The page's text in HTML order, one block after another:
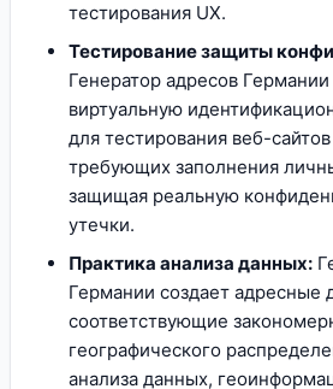
тестирования UX.
Тестирование защиты
Генератор адресов Германии
виртуальную
для тестирования веб-
требующих заполнения
защищая реальную
утечки.
Практика анализа данных:
Германии создает адресные
соответствующие
географического
анализа данных,